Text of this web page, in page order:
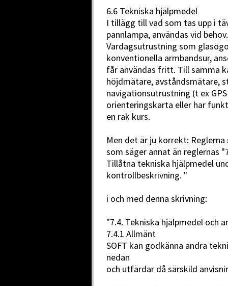
6.6 Tekniska hjälpmedel
I tillägg till vad som tas upp i
pannlampa, användas vid behov.
Vardagsutrustning som
konventionella armbandsur,
får användas fritt. Till samma
höjdmätare, avståndsmätare,
navigationsutrustning (t ex
orienteringskarta eller har
en rak kurs.
Men det är ju korrekt:
som säger annat än reglernas
Tillåtna tekniska hjälpmedel
kontrollbeskrivning. "
i och med denna skrivning:
"7.4. Tekniska hjälpmedel och
7.4.1 Allmänt
SOFT kan godkänna andra
nedan
och utfärdar då särskild